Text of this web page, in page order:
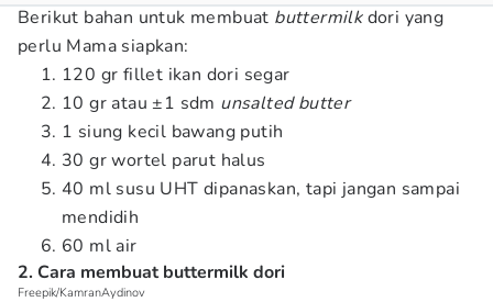
Berikut bahan untuk membuat buttermilkdori yang
perlu Mama siapkan:
120 gr fillet ikan dori segar
10 gr atau ±1 sdm unsalted butter
1 siung kecil bawang putih
30 gr wortel parut halus
40 ml susu UHT dipanaskan, tapi jangan sampai
mendidih
60 ml air
2. Cara membuat buttermilk dori
Freepik/KamranAydinov